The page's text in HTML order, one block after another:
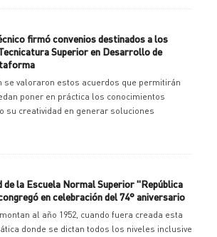
firmó convenios destinados a los
Superior en Desarrollo de
se valoraron estos acuerdos que permitirán
poner en práctica los conocimientos
su creatividad en generar soluciones
de la Escuela Normal Superior "República
en celebración del 74° aniversario
al año 1952, cuando fuera creada esta
donde se dictan todos los niveles inclusive